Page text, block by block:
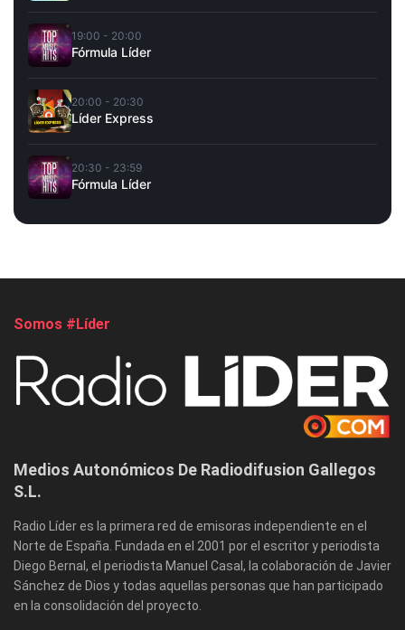
19:00 - 20:00
Fórmula Líder
20:00 - 20:30
Líder Express
20:30 - 23:59
Fórmula Líder
Somos #Líder
Medios Autonómicos De Radiodifusion Gallegos
S.L.
Radio Líder es la primera red de emisoras independiente en el
Norte de España. Fundada en el 2001 por el escritor y periodista
Diego Bernal, el periodista Manuel Casal, la colaboración de Javier
Sánchez de Dios y todas aquellas personas que han participado
en la consolidación del proyecto.